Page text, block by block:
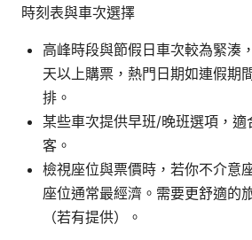
時刻表與車次選擇
高峰時段與節假日車次較為緊湊
天以上購票，熱門日期如連假期
排。
某些車次提供早班/晚班選項，
客。
檢視座位與票價時，若你不介意
座位通常最經濟。需要更舒適的
（若有提供）。